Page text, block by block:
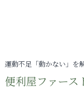
運動不足「動かない」を
便利屋ファース